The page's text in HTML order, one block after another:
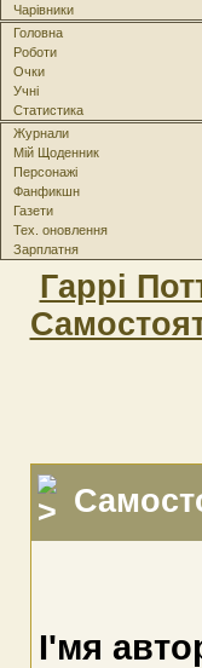
Чарівники
Головна
Роботи
Очки
Учні
Статистика
Журнали
Мій Щоденник
Персонажі
Фанфикшн
Газети
Тех. оновлення
Зарплатня
Гаррі
І'мя